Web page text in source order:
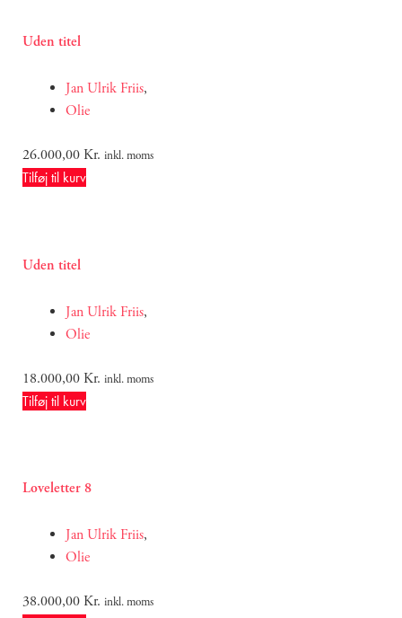
Uden titel
Jan Ulrik Friis,
Olie
26.000,00Kr. inkl. moms
Tilføj til kurv
Uden titel
Jan Ulrik Friis,
Olie
18.000,00Kr. inkl. moms
Tilføj til kurv
Loveletter 8
Jan Ulrik Friis,
Olie
38.000,00Kr. inkl. moms